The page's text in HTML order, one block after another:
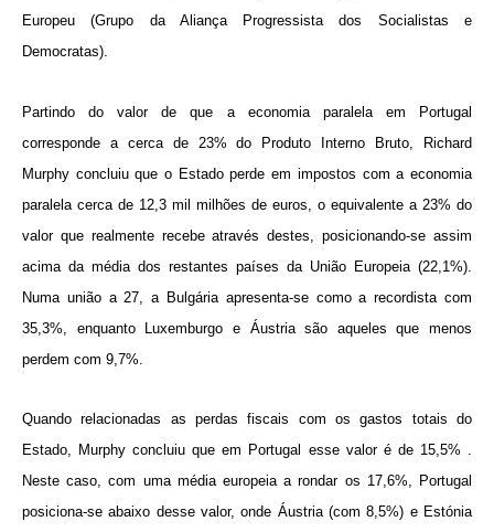
Europeu (Grupo da Aliança Progressista dos Socialistas e
Democratas).
Partindo do valor de que a economia paralela em Portugal
corresponde a cerca de 23% do Produto Interno Bruto, Richard
Murphy concluiu que o Estado perde em impostos com a economia
paralela cerca de 12,3 mil milhões de euros, o equivalente a 23% do
valor que realmente recebe através destes, posicionando-se assim
acima da média dos restantes países da União Europeia (22,1%).
Numa união a 27, a Bulgária apresenta-se como a recordista com
35,3%, enquanto Luxemburgo e Áustria são aqueles que menos
perdem com 9,7%.
Quando relacionadas as perdas fiscais com os gastos totais do
Estado, Murphy concluiu que em Portugal esse valor é de 15,5% .
Neste caso, com uma média europeia a rondar os 17,6%, Portugal
posiciona-se abaixo desse valor, onde Áustria (com 8,5%) e Estónia